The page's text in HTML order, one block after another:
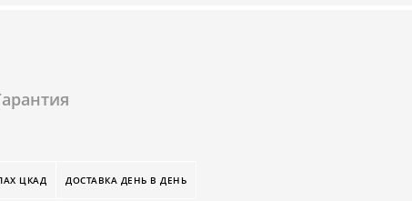
ЦКАД ДОСТАВКА ДЕНЬ В ДЕНЬ